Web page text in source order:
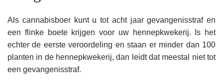
Als cannabisboer kunt u tot acht jaar gevangenisstraf en
een flinke boete krijgen voor uw hennepkwekerij. Is het
echter de eerste veroordeling en staan ​​er minder dan 100
planten in de hennepkwekerij, dan leidt dat meestal niet tot
een gevangenisstraf.